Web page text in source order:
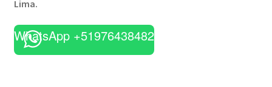
Lima.
WhatsApp +51976438482